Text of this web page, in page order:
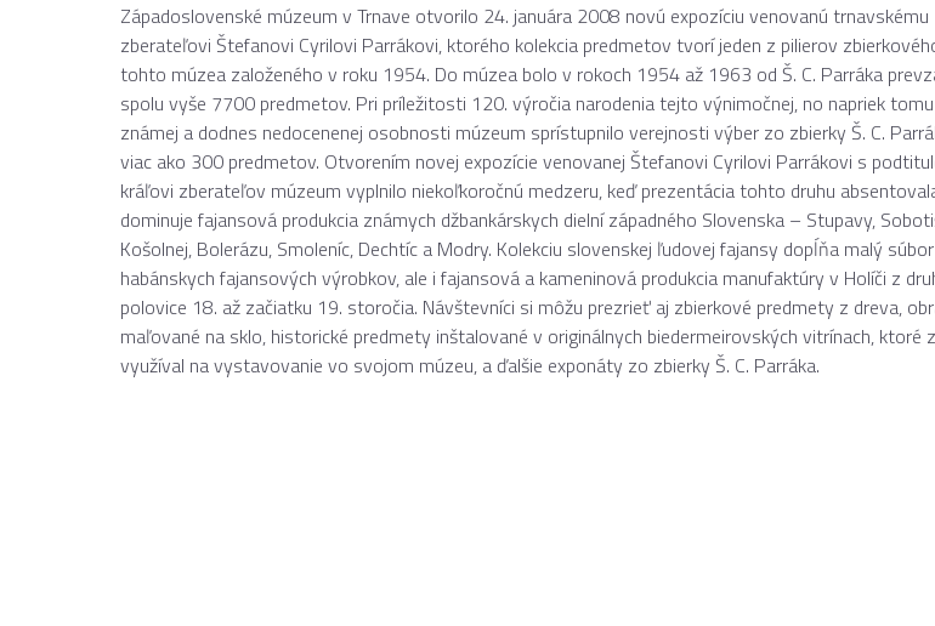
Západoslovenské múzeum v Trnave otvorilo 24. januára 2008 novú expozíciu venovanú trnavskému
zberateľovi Štefanovi Cyrilovi Parrákovi, ktorého kolekcia predmetov tvorí jeden z pilierov
tohto múzea založeného v roku 1954. Do múzea bolo v rokoch 1954 až 1963 od Š. C. Parráka
spolu vyše 7700 predmetov. Pri príležitosti 120. výročia narodenia tejto výnimočnej, no napriek
známej a dodnes nedocenenej osobnosti múzeum sprístupnilo verejnosti výber zo zbierky Š. C.
viac ako 300 predmetov. Otvorením novej expozície venovanej Štefanovi Cyrilovi Parrákovi s
kráľovi zberateľov múzeum vyplnilo niekoľkoročnú medzeru, keď prezentácia tohto druhu
dominuje fajansová produkcia známych džbankárskych dielní západného Slovenska – Stupavy,
Košolnej, Bolerázu, Smoleníc, Dechtíc a Modry. Kolekciu slovenskej ľudovej fajansy dopĺňa malý súbor
habánskych fajansových výrobkov, ale i fajansová a kameninová produkcia manufaktúry v Holíči z
polovice 18. až začiatku 19. storočia. Návštevníci si môžu prezrieť aj zbierkové predmety z dreva,
maľované na sklo, historické predmety inštalované v originálnych biedermeirovských vitrínach, ktoré
využíval na vystavovanie vo svojom múzeu, a ďalšie exponáty zo zbierky Š. C. Parráka.